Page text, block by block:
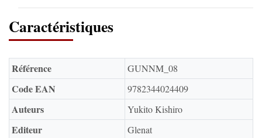
Caractéristiques
Référence GUNNM_08
Code EAN 9782344024409
Auteurs Yukito Kishiro
Editeur Glenat